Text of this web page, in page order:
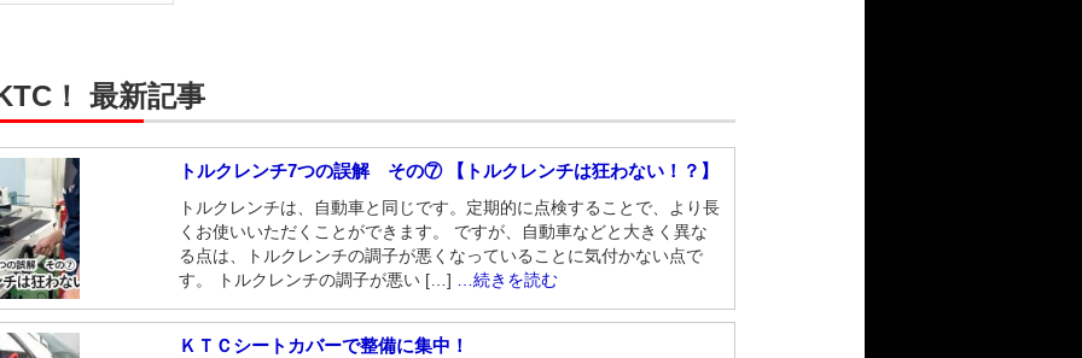
！ 最新記事
トルクレンチ7つの誤解 その⑦ 【トルクレンチは狂わない！？】
トルクレンチは、自動車と同じです。定期的に点検することで、より長
くお使いいただくことができます。 ですが、自動車などと大きく異な
る点は、トルクレンチの調子が悪くなっていることに気付かない点で
す。 トルクレンチの調子が悪い […]
…続きを読む
ＫＴＣシートカバーで整備に集中！